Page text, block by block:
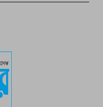
এ ফোন, ফরিদগঞ্জে
লাশ উদ্ধার